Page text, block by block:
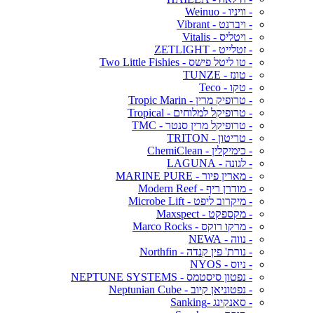
- וויניו - Weinuo
- ויברנט - Vibrant
- ויטליס - Vitalis
- זטלייט - ZETLIGHT
- טו ליטל פישס - Two Little Fishies
- טונז - TUNZE
- טקו - Teco
- טרופיק מרין - Tropic Marin
- טרופיקל למלוחים - Tropical
- טרופיקל מרין סנטר - TMC
- טריטון - TRITON
- כימיקלין - ChemiClean
- לגונה - LAGUNA
- מארין פיור - MARINE PURE
- מודרן ריף - Modern Reef
- מיקרוב ליפט - Microbe Lift
- מקספקט - Maxspect
- מרקו רוקס - Marco Rocks
- נווה - NEWA
- נורת' פין קנדה - Northfin
- ניוס - NYOS
- נפטון סיסטמס - NEPTUNE SYSTEMS
- נפטוניאן קיוב - Neptunian Cube
- סאנקינג -Sanking